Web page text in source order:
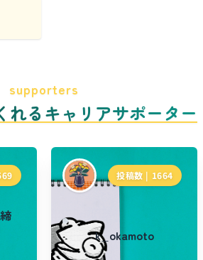
supporters
れるキャリアサポーター
投稿数 | 1664
k_okamoto